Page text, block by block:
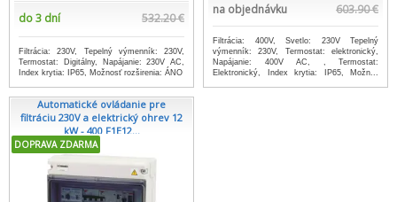
do 3 dní 532.20 €
Filtrácia: 230V, Tepelný výmenník: 230V,
Termostat: Digitálny, Napájanie: 230V AC,
Index krytia: IP65, Možnosť rozširenia: ÁNO
na objednávku 603.90 €
Filtrácia: 400V, Svetlo: 230V Tepelný
výmenník: 230V, Termostat: elektronický,
Napájanie: 400V AC, , Termostat:
Elektronický, Index krytia: IP65, Možn...
Automatické ovládanie pre
filtráciu 230V a elektrický ohrev 12
kW - 400 F1E12...
DOPRAVA ZDARMA